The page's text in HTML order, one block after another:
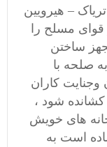
– هیرویین
مسلح را
ساختن
صلحه با
وجنایت کاران
کشانده شود ،
های خویش
است به